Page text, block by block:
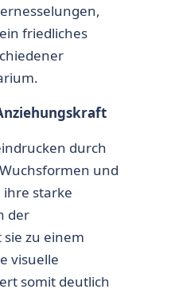
friedliches
durch
und
ihre starke
der
zu einem
visuelle
somit deutlich